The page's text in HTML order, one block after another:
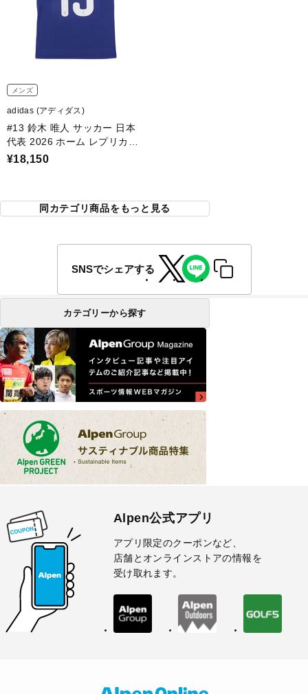
メンズ
adidas (アディダス)
#13 鈴木 唯人 サッカー 日本
代表 2026 ホーム レプリカユ
ニフォーム ネーム＆ナンバー
¥18,150
同カテゴリ商品をもっと見る
SNSでシェアする
カテゴリーから探す
Alpen公式アプリ
アプリ限定のクーポンなど、
店舗とオンラインストアの情報を
受け取れます。